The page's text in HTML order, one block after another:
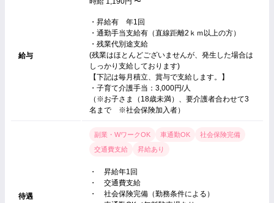
給与
・昇給有 年1回
・通勤手当支給有（直線距離2ｋｍ以上の方）
・残業代別途支給
(残業はほとんどございませんが、発生した場合は
しっかり支給しております)
【下記は毎月積立、賞与で支給します。】
・子育て介護手当：3,000円/人
（※お子さま（18歳未満）、要介護者合わせて3
名まで ※社会保険加入者）
待遇
副業・WワークOK 車通勤OK
社会保険完備
交通費支給
昇給あり
・ 昇給年1回
・ 交通費支給
・ 社会保険完備（勤務条件による）